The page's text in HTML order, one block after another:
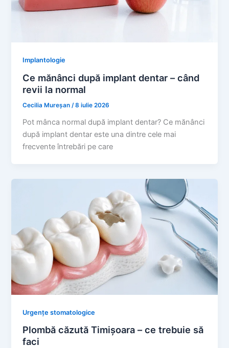
Implantologie
Ce mănânci după implant dentar – când
revii la normal
Cecilia Mureșan /8 iulie 2026
Pot mânca normal după implant dentar? Ce mănânci
după implant dentar este una dintre cele mai
frecvente întrebări pe care
Urgențe stomatologice
Plombă căzută Timișoara – ce trebuie să
faci